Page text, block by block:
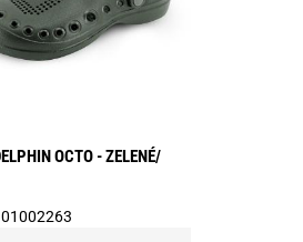
OCTO - ZELENÉ/